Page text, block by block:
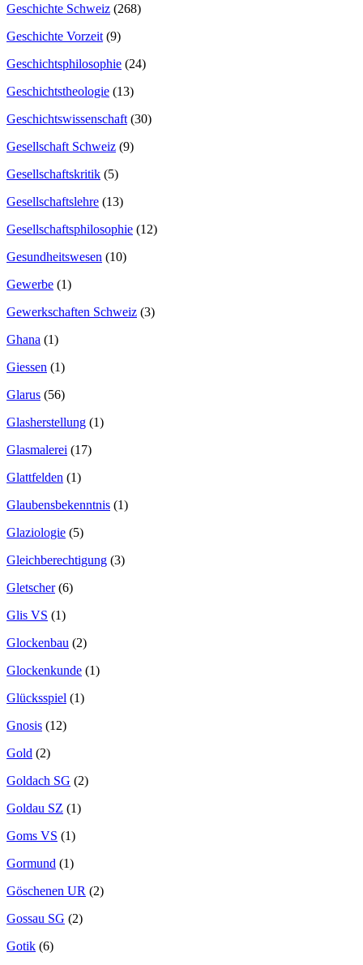
Geschichte Schweiz (268)
Geschichte Vorzeit (9)
Geschichtsphilosophie (24)
Geschichtstheologie (13)
Geschichtswissenschaft (30)
Gesellschaft Schweiz (9)
Gesellschaftskritik (5)
Gesellschaftslehre (13)
Gesellschaftsphilosophie (12)
Gesundheitswesen (10)
Gewerbe (1)
Gewerkschaften Schweiz (3)
Ghana (1)
Giessen (1)
Glarus (56)
Glasherstellung (1)
Glasmalerei (17)
Glattfelden (1)
Glaubensbekenntnis (1)
Glaziologie (5)
Gleichberechtigung (3)
Gletscher (6)
Glis VS (1)
Glockenbau (2)
Glockenkunde (1)
Glücksspiel (1)
Gnosis (12)
Gold (2)
Goldach SG (2)
Goldau SZ (1)
Goms VS (1)
Gormund (1)
Göschenen UR (2)
Gossau SG (2)
Gotik (6)